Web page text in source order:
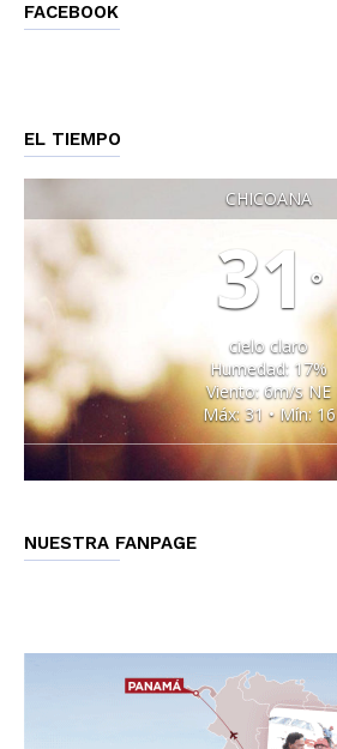
FACEBOOK
EL TIEMPO
CHICOANA
31 °
cielo claro
Humedad: 17%
Viento: 6m/s NE
Máx: 31 • Mín: 16
NUESTRA FANPAGE